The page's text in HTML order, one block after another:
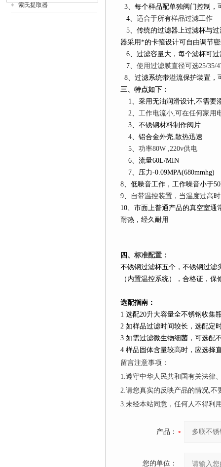
索氏提取器
3、每个样品配单独阀门控制
4、 适合于所有样品过滤工作
5、传统的过滤器上过滤杯与
器采用*的卡箍设计可自由调节
6、过滤容量大，每个滤杯可过
7、 使用过滤膜直径可选25/35/
8、过滤系统带溢流保护装置
三、 特点如下：
1、采用无油润滑设计,不需要
2、 工作电流小,可在任何家用
3、不锈钢材料制作阀片
4、铝合金外壳,散热迅速
5、 功率80W ,220v供电
6、流量60L/MIN
7、压力-0.09MPA(680mmhg)
8、低噪音工作，工作噪音小于
9、
自带温控装置，当温度过高
10、市面上普通产品的真空室通
耐热，经久耐用
四 、 标准配置：
不锈钢过滤杯五个，不锈钢过滤
（内置温控系统），合格证，保
选配指南：
1 选配20升大容量全不锈钢收集
2 如样品过滤时间较长，选配定
3 如需过滤微生物细菌，可选配
4 样品固体含量较高时，应选择
留言注意事项：
1.遵守中华人民共和国有关法律
2.请您真实的反映产品的情况,
3.未经本站同意，任何人不得利
产品：
您的单位：